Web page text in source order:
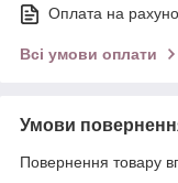
Оплата на
Всі умови оплати
Умови
Повернення товару